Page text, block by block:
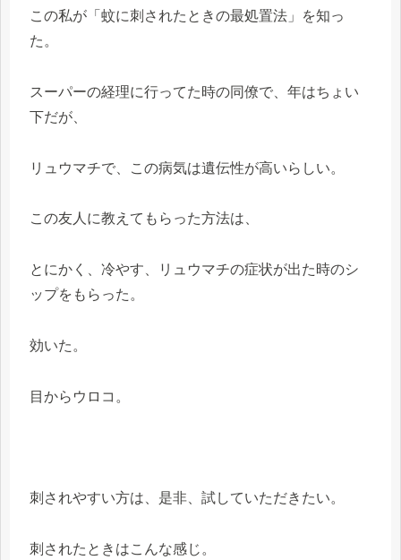
この私が「蚊に刺されたときの最処置法」を知っ
た。
スーパーの経理に行ってた時の同僚で、年はちょい
下だが、
リュウマチで、この病気は遺伝性が高いらしい。
この友人に教えてもらった方法は、
とにかく、冷やす、リュウマチの症状が出た時のシ
ップをもらった。
効いた。
目からウロコ。
刺されやすい方は、是非、試していただきたい。
刺されたときはこんな感じ。